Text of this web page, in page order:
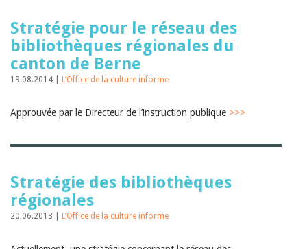
2021
2020
2019
2018
2014
Stratégie pour le réseau des
bibliothèques régionales du
canton de Berne
19.08.2014 | L’Office de la culture informe
Approuvée par le Directeur de l’instruction publique >>>
Stratégie des bibliothèques
régionales
20.06.2013 | L’Office de la culture informe